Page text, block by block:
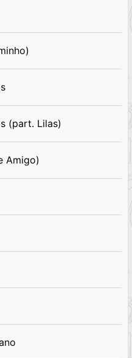
(part. Lilas)
Amigo)